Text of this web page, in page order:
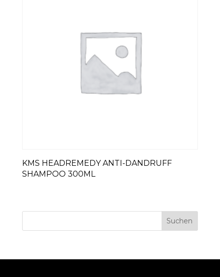
KMS HEADREMEDY ANTI-DANDRUFF
SHAMPOO 300ML
Suchen